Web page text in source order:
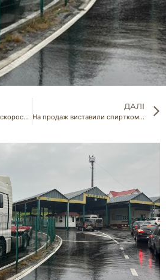
Вчені представили нові скоростиглі сорти бабовнику
ДАЛІ
На продаж виставили спирткомбінат на Вінниччині